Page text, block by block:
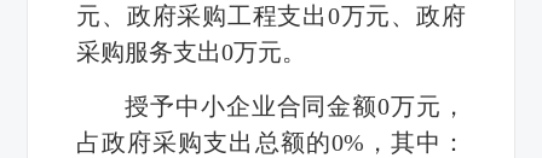
元、政府采购工程支出0万元、政府
采购服务支出0万元。
授予中小企业合同金额0万元，
占政府采购支出总额的0% ，其中：